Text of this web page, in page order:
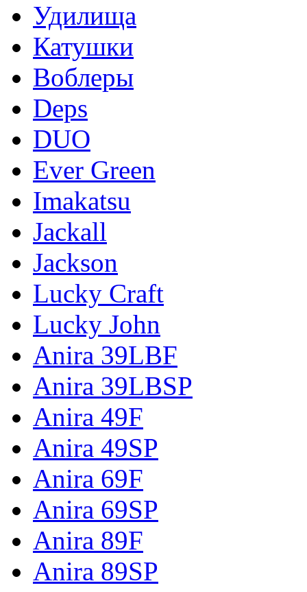
Удилища
Катушки
Воблеры
Deps
DUO
Ever Green
Imakatsu
Jackall
Jackson
Lucky Craft
Lucky John
Anira 39LBF
Anira 39LBSP
Anira 49F
Anira 49SP
Anira 69F
Anira 69SP
Anira 89F
Anira 89SP